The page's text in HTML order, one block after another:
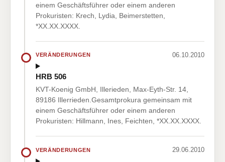
einem Geschäftsführer oder einem anderen
Prokuristen: Krech, Lydia, Beimerstetten,
*XX.XX.XXXX.
VERÄNDERUNGEN 06.10.2010
HRB 506
KVT-Koenig GmbH, Illerieden, Max-Eyth-Str. 14,
89186 Illerrieden.Gesamtprokura gemeinsam mit
einem Geschäftsführer oder einem anderen
Prokuristen: Hillmann, Ines, Feichten, *XX.XX.XXXX.
VERÄNDERUNGEN 29.06.2010